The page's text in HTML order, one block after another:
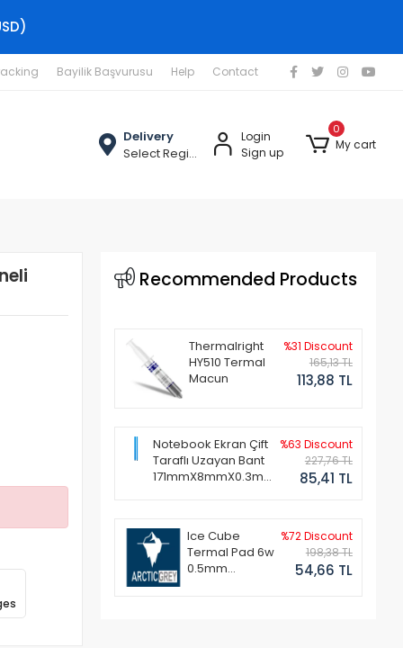
Bayilik Başvurusu Help Contact
Delivery
Select Region
Login
Sign up
0
My cart
Recommended Products
Thermalright
HY510 Termal
Macun
%31 Discount
165,13 TL
113,88 TL
Notebook Ekran Çift
Taraflı Uzayan Bant
171mmX8mmX0.3mm
%63 Discount
227,76 TL
85,41 TL
Ice Cube
Termal Pad 6w
0.5mm
%72 Discount
198,38 TL
54,66 TL